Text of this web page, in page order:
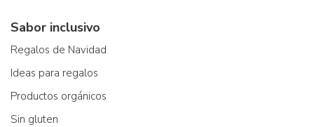
Sabor inclusivo
Regalos de Navidad
Ideas para regalos
Productos orgánicos
Sin gluten